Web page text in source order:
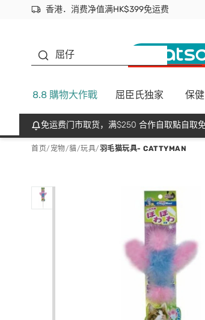
香港．消费净值满HK$399免运费
立即成为易赏钱会员尽享独家优惠
首次APP下单买满$450 输入 NEWAPP 即减
屈仔
8.8 購物大作戰 屈臣氏独家 保健
免运费门市取货，满$250 合作自取點自取
首页/ 宠物/貓/玩具/羽毛猫玩具- CATTYMAN